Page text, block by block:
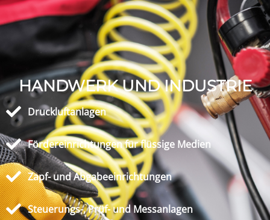
HANDWERK UND INDUSTRIE
Druckluftanlagen
Fördereinrichtungen für flüssige Medien
Zapf- und Abgabeeinrichtungen
Steuerungs-, Prüf- und Messanlagen